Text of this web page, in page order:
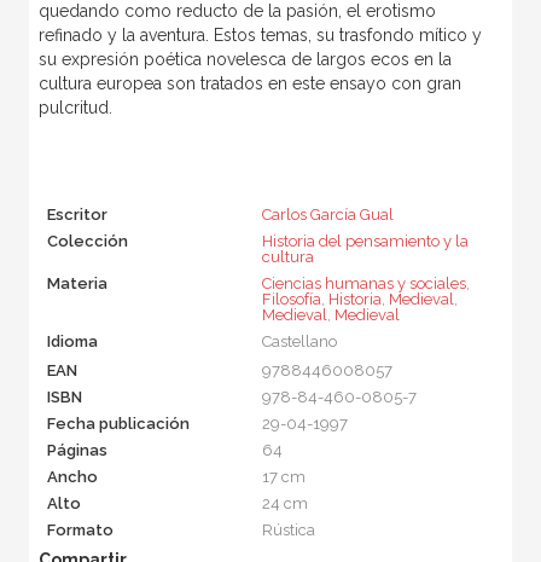
quedando como reducto de la pasión, el erotismo
refinado y la aventura. Estos temas, su trasfondo mítico y
su expresión poética novelesca de largos ecos en la
cultura europea son tratados en este ensayo con gran
pulcritud.
Escritor
Carlos García Gual
Colección
Historia del pensamiento y la
cultura
Materia
Ciencias humanas y sociales,
Filosofía, Historia, Medieval,
Medieval, Medieval
Idioma
Castellano
EAN
9788446008057
ISBN
978-84-460-0805-7
Fecha publicación
29-04-1997
Páginas
64
Ancho
17 cm
Alto
24 cm
Formato
Rústica